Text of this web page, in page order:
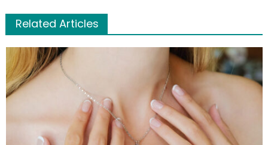
Related Articles